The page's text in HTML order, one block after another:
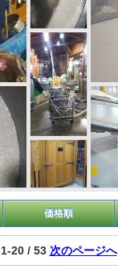
価格順
1-20 / 53 次のページへ